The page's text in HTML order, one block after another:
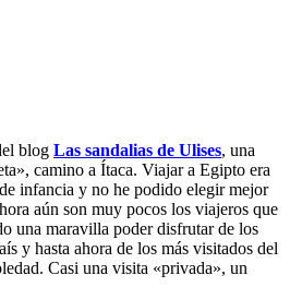
blog Las sandalias de Ulises, una
camino a Ítaca. Viajar a Egipto era
infancia y no he podido elegir mejor
aún son muy pocos los viajeros que
una maravilla poder disfrutar de los
y hasta ahora de los más visitados del
Casi una visita «privada», un